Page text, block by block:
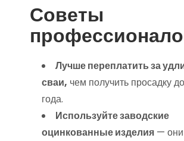
Советы
Лучше переплатить за
сваи, чем получить просадку
года.
Используйте заводские
оцинкованные изделия —